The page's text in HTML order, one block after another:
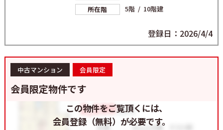
所在階
5階 / 10階建
登録日：2026/4/4
中古マンション 会員限定
会員限定物件です
この物件をご覧頂くには、
会員登録（無料）が必要です。